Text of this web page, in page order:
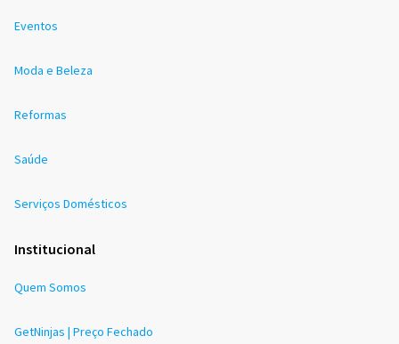
Eventos
Moda e Beleza
Reformas
Saúde
Serviços Domésticos
Institucional
Quem Somos
GetNinjas | Preço Fechado